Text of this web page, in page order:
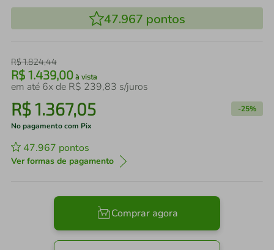
47.967 pontos
R$1.824,44
R$ 1.439,00 à vista
em até 6x de R$ 239,83 s/juros
R$1.367,05 -25%
No pagamento com Pix
47.967 pontos
Ver formas de pagamento
Comprar agora